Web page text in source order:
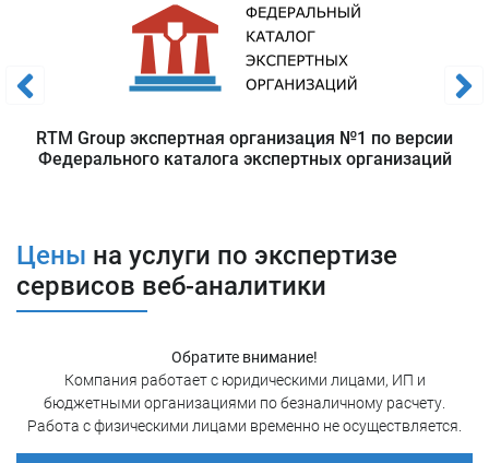
Основная задача для этого вида заключается в
изучении процесса преобразования посетителей
сайта в целевые действия.
Анализирует воздействие социальных медиа на
сайтили приложение. Направлена на изучение
Мобильная аналитика
Направлена на анализ поведения пользователей в
Зачем нужна веб-аналитика?
Определение потребностей посетителей и пользователей
сайта или приложения
RTM Group экспертная организация №1 по версии
Федерального каталога экспертных организаций
Цены на услуги по экспертизе
сервисов веб-аналитики
Обратите внимание!
Компания работает с юридическими лицами, ИП и
бюджетными организациями по безналичному расчету.
Работа с физическими лицами временно не осуществляется.